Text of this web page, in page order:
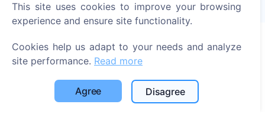
1393
Information
About CEMETY
Frequently asked questions
This site uses cookies to improve your browsing
experience and ensure site functionality.
Cookies help us adapt to your needs and analyze
site performance. Read more
Agree Disagree